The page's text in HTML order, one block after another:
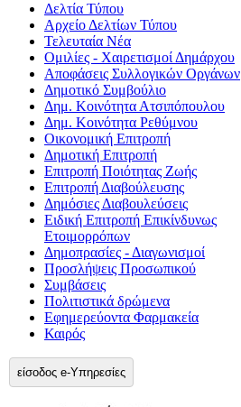
Δελτία Τύπου
Αρχείο Δελτίων Τύπου
Τελευταία Νέα
Ομιλίες - Χαιρετισμοί Δημάρχου
Αποφάσεις Συλλογικών Οργάνων
Δημοτικό Συμβούλιο
Δημ. Κοινότητα Ατσιπόπουλου
Δημ. Κοινότητα Ρεθύμνου
Οικονομική Επιτροπή
Δημοτική Επιτροπή
Επιτροπή Ποιότητας Ζωής
Επιτροπή Διαβούλευσης
Δημόσιες Διαβουλεύσεις
Ειδική Επιτροπή Επικίνδυνως
Ετοιμορρόπων
Δημοπρασίες - Διαγωνισμοί
Προσλήψεις Προσωπικού
Συμβάσεις
Πολιτιστικά δρώμενα
Εφημερεύοντα Φαρμακεία
Καιρός
είσοδος e-Υπηρεσίες